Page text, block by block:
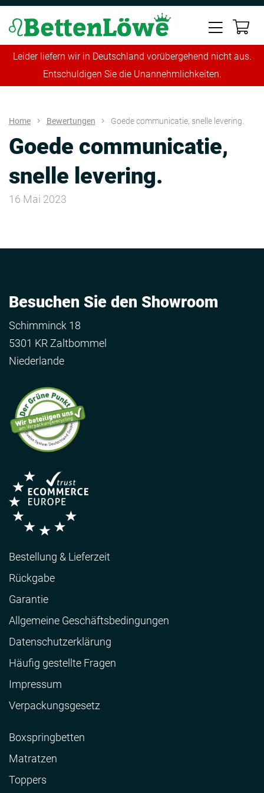
Leider liefern wir in Deutschland vorübergehend nicht aus.
Entschuldigen Sie die Unannehmlichkeiten.
Home Bewertungen Goede communicatie, snelle levering.
Goede communicatie,
snelle levering.
16 Mai 2023
Besuchen Sie den Showroom
Schimminck 18
5301 KR Zaltbommel
Niederlande
Bestellung & Lieferzeit
Rückgabe
Garantie
Allgemeine Geschäftsbedingungen
Datenschutzerklärung
Häufig gestellte Fragen
Impressum
Verpackungsgesetz
Boxspringbetten
Matratzen
Toppers